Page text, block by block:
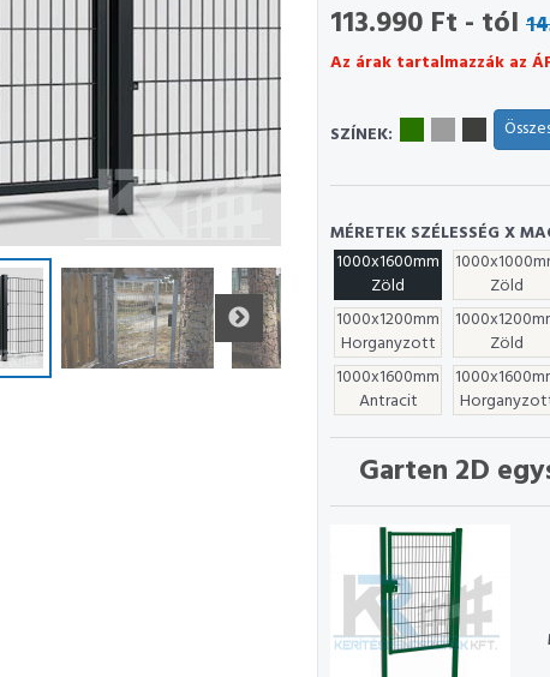
113.990 Ft - tól
Az árak tartalmazzák az
SZÍNEK:
MÉRETEK SZÉLESSÉG X
1000x1600mm
Zöld
Zöld
1000x1200mm
Horganyzott
Zöld
1000x1600mm
Antracit
Garten 2D